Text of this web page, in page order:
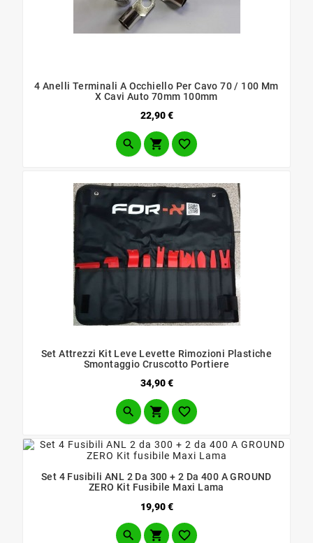
4 Anelli Terminali A Occhiello Per Cavo 70 / 100 Mm
X Cavi Auto 70mm 100mm
22,90 €Prezzo
  
Set Attrezzi Kit Leve Levette Rimozioni Plastiche
Smontaggio Cruscotto Portiere
34,90 €Prezzo
  
Set 4 Fusibili ANL 2 Da 300 + 2 Da 400 A GROUND
ZERO Kit Fusibile Maxi Lama
19,90 €Prezzo
  